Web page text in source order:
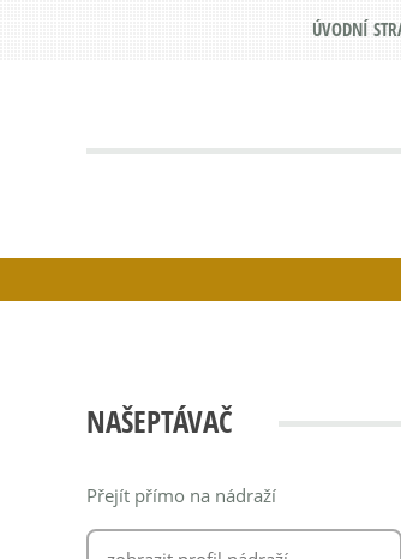
ÚVODNÍ
NAŠEPTÁVAČ
Přejít přímo na nádraží